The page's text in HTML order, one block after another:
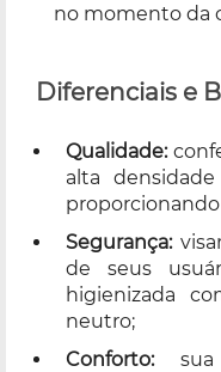
no momento da
Diferenciais e
Qualidade:
alta
Segurança:
de seus
higienizada
neutro;
Conforto:sua